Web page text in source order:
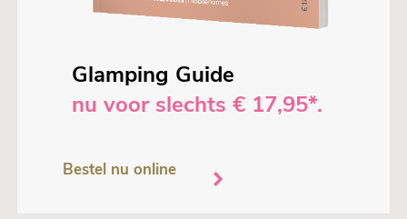
Glamping Guide
nu voor slechts € 17,95*.
Bestel nu online